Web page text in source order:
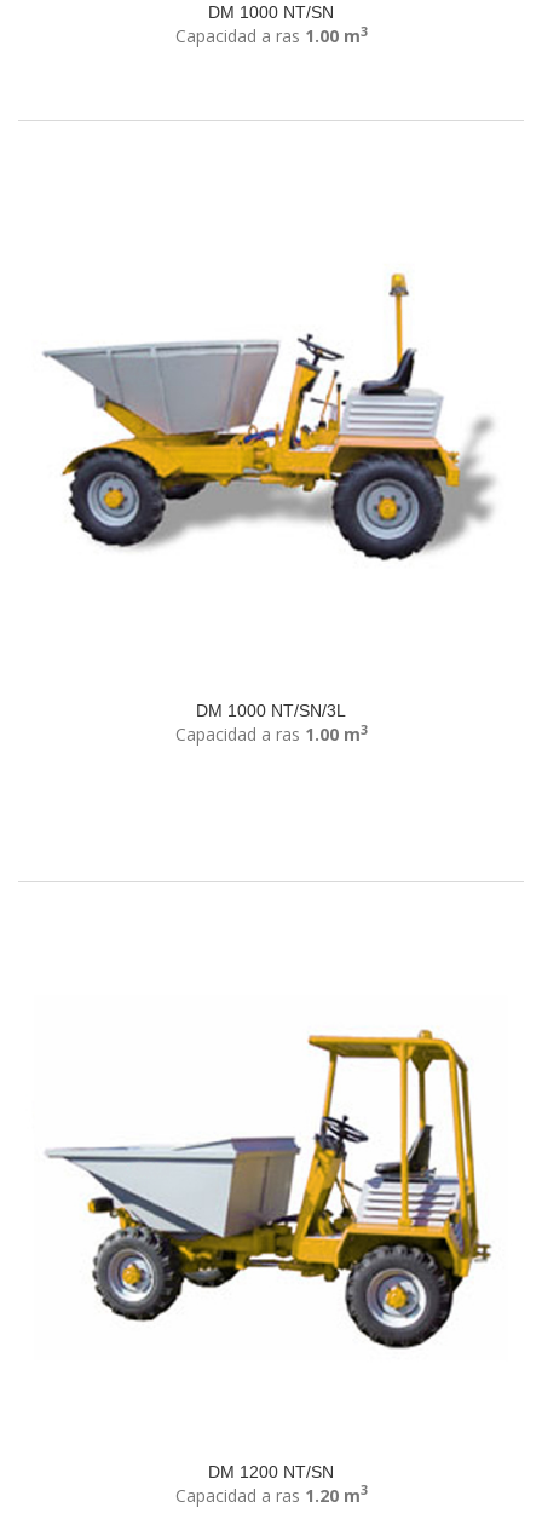
DM 1000 NT/SN
Capacidad a ras 1.00 m3
DM 1000 NT/SN/3L
Capacidad a ras 1.00 m3
DM 1200 NT/SN
Capacidad a ras 1.20 m3